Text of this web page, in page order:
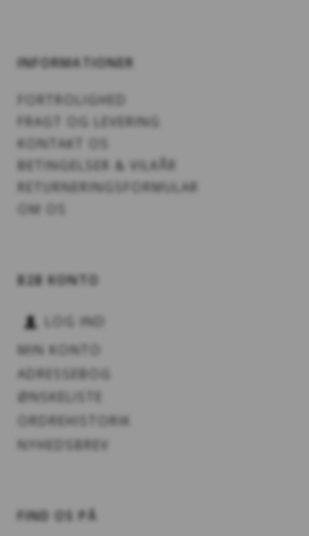
INFORMATIONER
FORTROLIGHED
FRAGT OG LEVERING
KONTAKT OS
BETINGELSER & VILKÅR
RETURNERINGSFORMULAR
OM OS
B2B KONTO
LOG IND
MIN KONTO
ADRESSEBOG
ØNSKELISTE
ORDREHISTORIK
NYHEDSBREV
FIND OS PÅ